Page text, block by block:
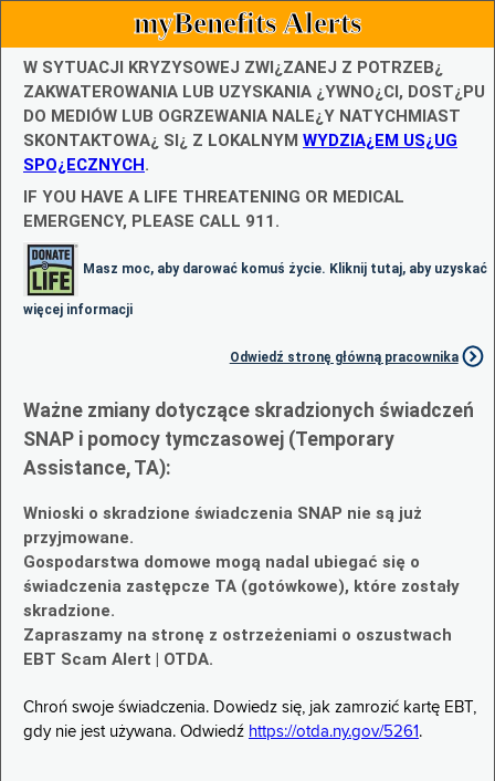
myBenefits Alerts
W SYTUACJI KRYZYSOWEJ ZWI¿ZANEJ Z POTRZEB¿
ZAKWATEROWANIA LUB UZYSKANIA ¿YWNO¿CI, DOST¿PU
DO MEDIÓW LUB OGRZEWANIA NALE¿Y NATYCHMIAST
SKONTAKTOWA¿ SI¿ Z LOKALNYM WYDZIA¿EM US¿UG
SPO¿ECZNYCH.
IF YOU HAVE A LIFE THREATENING OR MEDICAL
EMERGENCY, PLEASE CALL 911.
Masz moc, aby darować komuś życie. Kliknij tutaj, aby uzyskać
więcej informacji
Odwiedź stronę główną pracownika
Ważne zmiany dotyczące skradzionych świadczeń
SNAP i pomocy tymczasowej (Temporary
Assistance, TA):
Wnioski o skradzione świadczenia SNAP nie są już
przyjmowane.
Gospodarstwa domowe mogą nadal ubiegać się o
świadczenia zastępcze TA (gotówkowe), które zostały
skradzione.
Zapraszamy na stronę z ostrzeżeniami o oszustwach
EBT Scam Alert | OTDA.
Chroń swoje świadczenia. Dowiedz się, jak zamrozić kartę EBT,
gdy nie jest używana. Odwiedź https://otda.ny.gov/5261 .